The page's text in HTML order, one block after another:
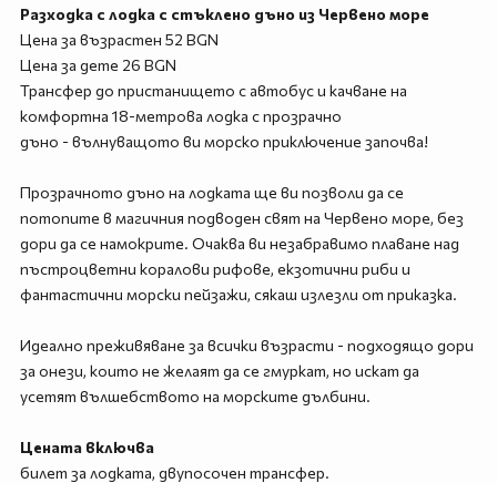
Разходка с лодка с стъклено дъно из Червено море
Цена за възрастен 52 BGN
Цена за дете 26 BGN
Трансфер до пристанището с автобус и качване на
комфортна 18-метрова лодка с прозрачно
дъно - вълнуващото ви морско приключение започва!
Прозрачното дъно на лодката ще ви позволи да се
потопите в магичния подводен свят на Червено море, без
дори да се намокрите. Очаква ви незабравимо плаване над
пъстроцветни коралови рифове, екзотични риби и
фантастични морски пейзажи, сякаш излезли от приказка.
Идеално преживяване за всички възрасти - подходящо дори
за онези, които не желаят да се гмуркат, но искат да
усетят вълшебството на морските дълбини.
Цената включва
билет за лодката, двупосочен трансфер.